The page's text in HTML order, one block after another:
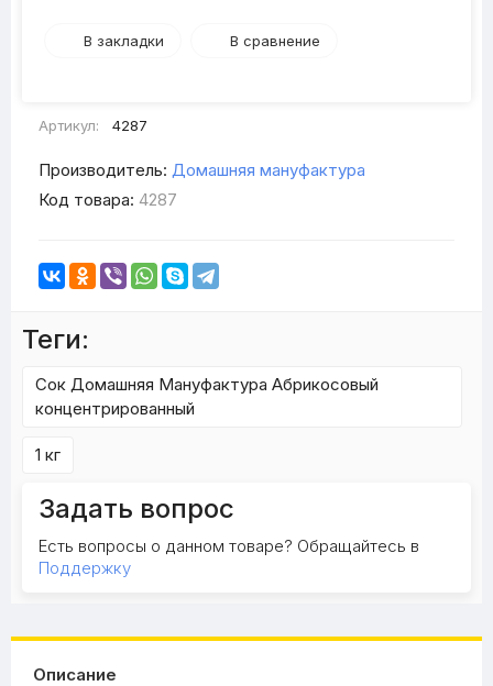
В закладки В сравнение
Артикул: 4287
Производитель: Домашняя мануфактура
Код товара: 4287
Теги:
Сок Домашняя Мануфактура Абрикосовый
концентрированный
1 кг
Задать вопрос
Есть вопросы о данном товаре? Обращайтесь в
Поддержку
Описание